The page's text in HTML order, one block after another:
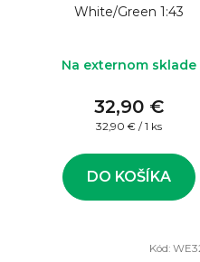
White/Green 1:43
Na externom sklade
32,90 €
Jednotková
32,90 € / 1 ks
DO KOŠÍKA
Kód: